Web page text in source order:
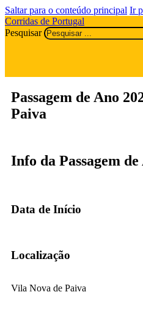
Saltar para o conteúdo principal Ir
Corridas de Portugal
Pesquisar
Passagem de Ano
Paiva
Info da Passagem de
Data de Início
Localização
Vila Nova de Paiva